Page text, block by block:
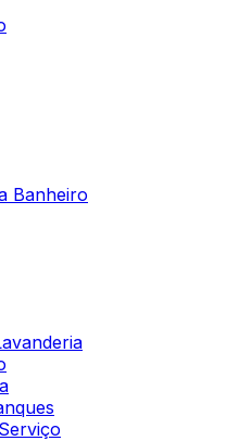
Banheiro